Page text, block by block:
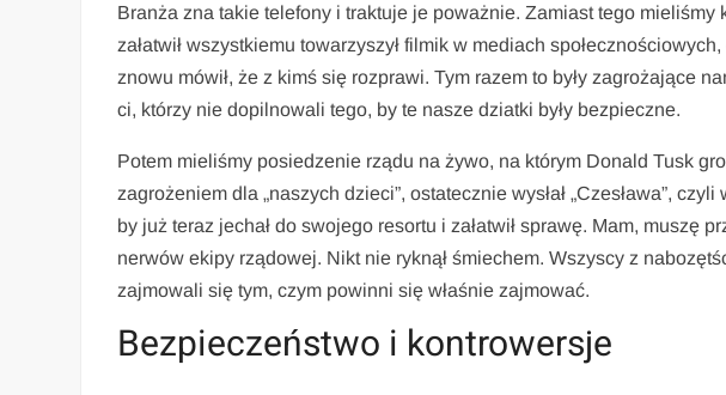
Branża zna takie telefony i traktuje je poważnie. Zamiast tego
załatwił wszystkiemu towarzyszył filmik w mediach
znowu mówił, że z kimś się rozprawi. Tym razem to były zagrożające
ci, którzy nie dopilnowali tego, by te nasze dziatki były bezpieczne.
Potem mieliśmy posiedzenie rządu na żywo, na którym Donald Tusk
zagrożeniem dla „naszych dzieci”, ostatecznie wysłał „Czesława”,
by już teraz jechał do swojego resortu i załatwił sprawę. Mam, muszę
nerwów ekipy rządowej. Nikt nie ryknął śmiechem. Wszyscy z
zajmowali się tym, czym powinni się właśnie zajmować.
Bezpieczeństwo i kontrowersje